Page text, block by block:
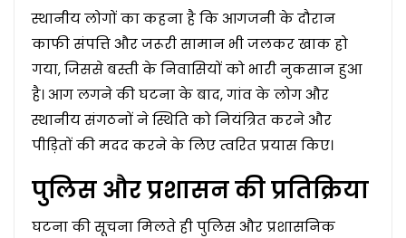
स्थानीय लोगों का कहना है कि आगजनी के दौरान
काफी संपत्ति और जरूरी सामान भी जलकर खाक हो
गया, जिससे बस्ती के निवासियों को भारी नुकसान हुआ
है। आग लगने की घटना के बाद, गांव के लोग और
स्थानीय संगठनों ने स्थिति को नियंत्रित करने और
पीड़ितों की मदद करने के लिए त्वरित प्रयास किए।
पुलिस और प्रशासन की प्रतिक्रिया
घटना की सूचना मिलते ही पुलिस और प्रशासनिक